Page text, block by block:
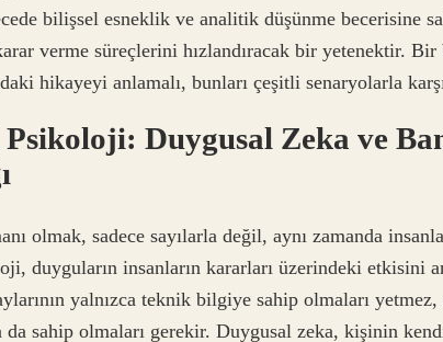
bilişsel esneklik ve analitik düşünme becerisine
verme süreçlerini hızlandıracak bir yetenektir. Bir
hikayeyi anlamalı, bunları çeşitli senaryolarla
Duygusal Zeka ve
olmak, sadece sayılarla değil, aynı zamanda
duyguların insanların kararları üzerindeki etkisini
yalnızca teknik bilgiye sahip olmaları
sahip olmaları gerekir. Duygusal zeka, kişinin kendi